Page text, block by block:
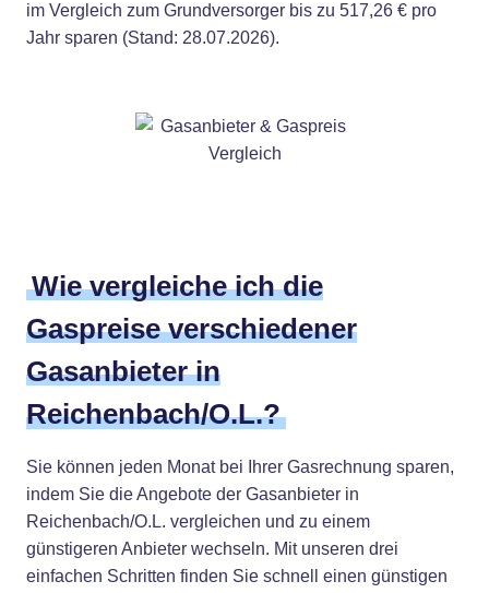
im Vergleich zum Grundversorger bis zu 517,26 € pro
Jahr sparen (Stand: 28.07.2026).
Wie vergleiche ich die
Gaspreise verschiedener
Gasanbieter in
Reichenbach/O.L.?
Sie können jeden Monat bei Ihrer Gasrechnung sparen,
indem Sie die Angebote der Gasanbieter in
Reichenbach/O.L. vergleichen und zu einem
günstigeren Anbieter wechseln. Mit unseren drei
einfachen Schritten finden Sie schnell einen günstigen